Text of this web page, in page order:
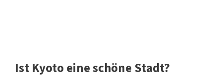
Ist Kyoto eine schöne Stadt?